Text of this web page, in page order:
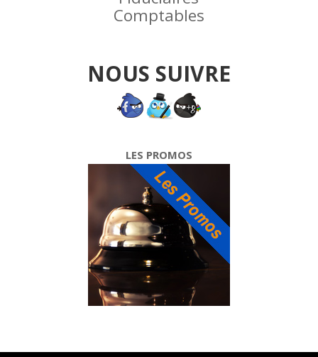
Comptables
NOUS SUIVRE
LES PROMOS